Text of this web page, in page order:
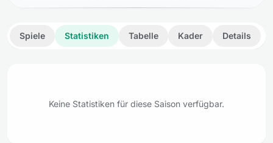
Spiele Statistiken Tabelle Kader Details
Keine Statistiken für diese Saison verfügbar.